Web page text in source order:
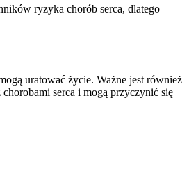
ryzyka chorób serca, dlatego
uratować życie. Ważne jest również
serca i mogą przyczynić się